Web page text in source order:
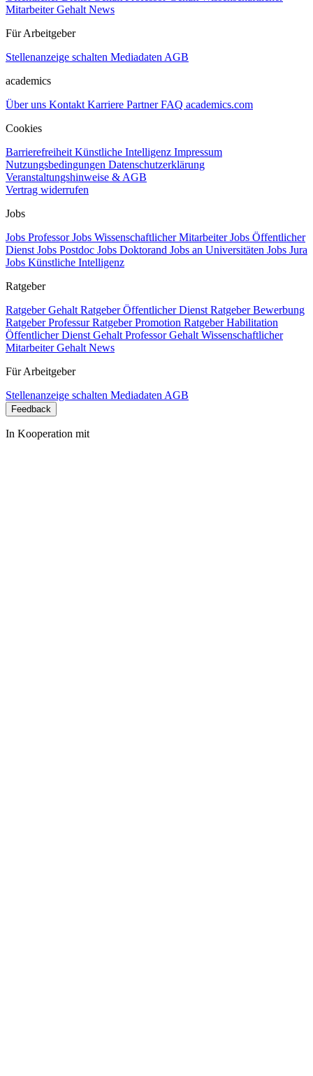
Mitarbeiter Gehalt News
Für Arbeitgeber
Stellenanzeige schalten Mediadaten AGB
academics
Über uns Kontakt Karriere PartnerFAQ academics.com
Cookies
Barrierefreiheit Künstliche Intelligenz Impressum
Nutzungsbedingungen Datenschutzerklärung
Veranstaltungshinweise & AGB
Vertrag widerrufen
Jobs
Jobs ProfessorJobs Wissenschaftlicher MitarbeiterJobs Öffentlicher
Dienst Jobs Postdoc Jobs Doktorand Jobs an Universitäten Jobs Jura
Jobs Künstliche Intelligenz
Ratgeber
Ratgeber Gehalt Ratgeber Öffentlicher Dienst Ratgeber Bewerbung
Ratgeber ProfessurRatgeber Promotion Ratgeber Habilitation
Öffentlicher Dienst Gehalt Professor Gehalt Wissenschaftlicher
Mitarbeiter Gehalt News
Für Arbeitgeber
Stellenanzeige schalten Mediadaten AGB
Feedback
In Kooperation mit